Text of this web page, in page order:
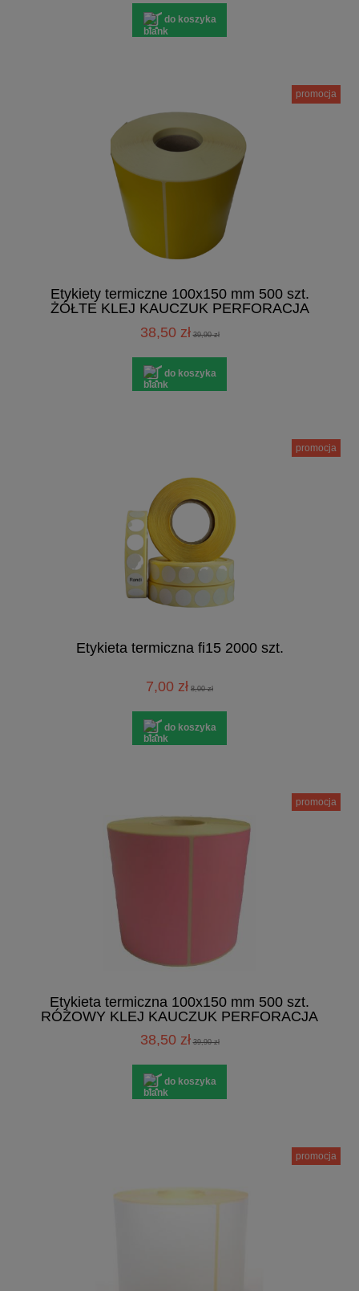
do koszyka
Etykiety termiczne 100x150 mm 500 szt.
ŻÓŁTE KLEJ KAUCZUK PERFORACJA
38,50 zł 39,90 zł
do koszyka
promocja
Etykieta termiczna fi15 2000 szt.
7,00 zł 8,00 zł
do koszyka
promocja
Etykieta termiczna 100x150 mm 500 szt.
RÓŻOWY KLEJ KAUCZUK PERFORACJA
38,50 zł 39,90 zł
do koszyka
promocja
promocja